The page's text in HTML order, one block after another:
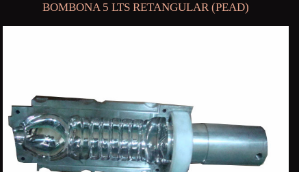
BOMBONA 5 LTS RETANGULAR (PEAD)